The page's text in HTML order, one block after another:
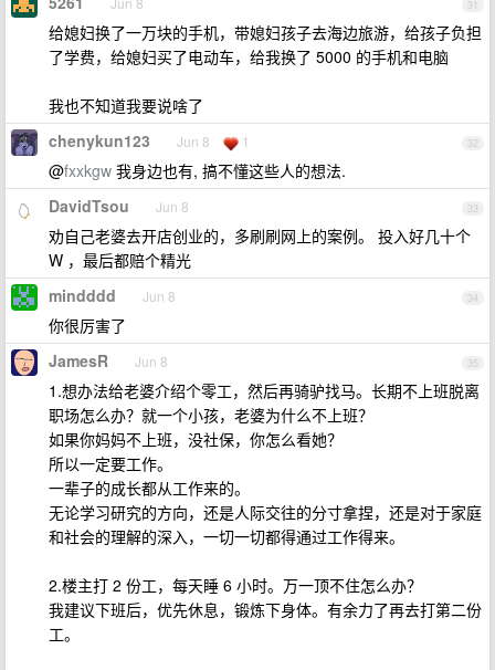
31
给媳妇换了一万块的手机，带媳妇孩子去海边旅游，给孩子负担
了学费，给媳妇买了电动车，给我换了 5000 的手机和电脑
我也不知道我要说啥了
32
chenykun123 Jun 8 1
@fxxkgw 我身边也有, 搞不懂这些人的想法.
33
DavidTsou Jun 8
劝自己老婆去开店创业的，多刷刷网上的案例。 投入好几十个
W ，最后都赔个精光
34
mindddd Jun 8
你很厉害了
35
JamesR Jun 8
1.想办法给老婆介绍个零工，然后再骑驴找马。长期不上班脱离
职场怎么办？就一个小孩，老婆为什么不上班？
如果你妈妈不上班，没社保，你怎么看她？
所以一定要工作。
一辈子的成长都从工作来的。
无论学习研究的方向，还是人际交往的分寸拿捏，还是对于家庭
和社会的理解的深入，一切一切都得通过工作得来。
2.楼主打 2 份工，每天睡 6 小时。万一顶不住怎么办？
我建议下班后，优先休息，锻炼下身体。有余力了再去打第二份
工。